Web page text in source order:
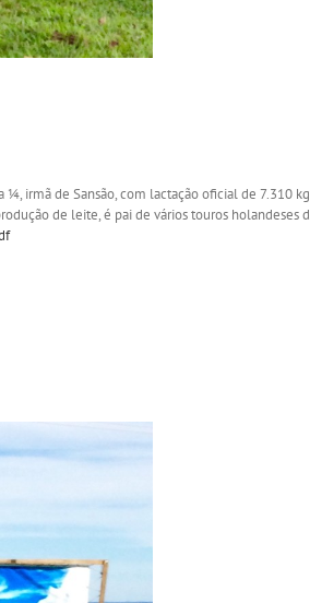
irmã de Sansão, com lactação oficial de 7.310
de leite, é pai de vários touros holandeses